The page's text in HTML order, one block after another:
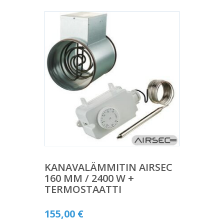
KANAVALÄMMITIN AIRSEC
160 MM / 2400 W +
TERMOSTAATTI
155,00 €